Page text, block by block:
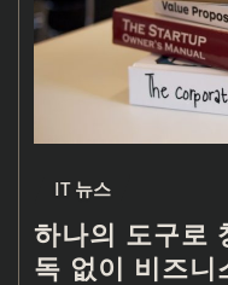
IT 뉴스
하나의 도구로
독 없이 비즈니